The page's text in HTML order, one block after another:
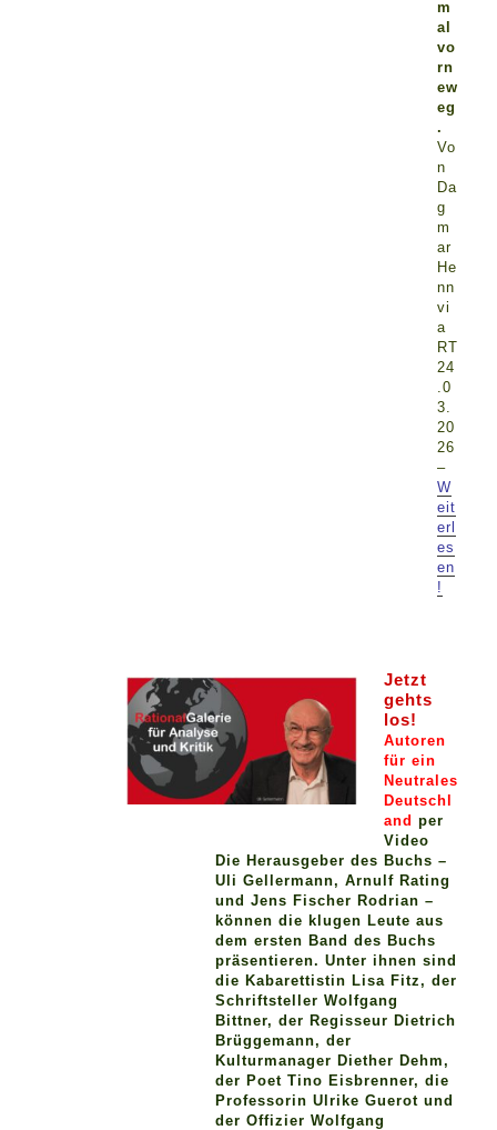
m
al
vo
rn
ew
eg
.
Vo
n
Da
g
m
ar
He
nn
vi
a
RT
24
.0
3.
20
26
–
W
eit
erl
es
en
!
Jetzt
gehts
los!
Autoren
für ein
Neutrales
Deutschl
and per
Video
Die Herausgeber des Buchs –
Uli Gellermann, Arnulf Rating
und Jens Fischer Rodrian –
können die klugen Leute aus
dem ersten Band des Buchs
präsentieren. Unter ihnen sind
die Kabarettistin Lisa Fitz, der
Schriftsteller Wolfgang
Bittner, der Regisseur Dietrich
Brüggemann, der
Kulturmanager Diether Dehm,
der Poet Tino Eisbrenner, die
Professorin Ulrike Guerot und
der Offizier Wolfgang